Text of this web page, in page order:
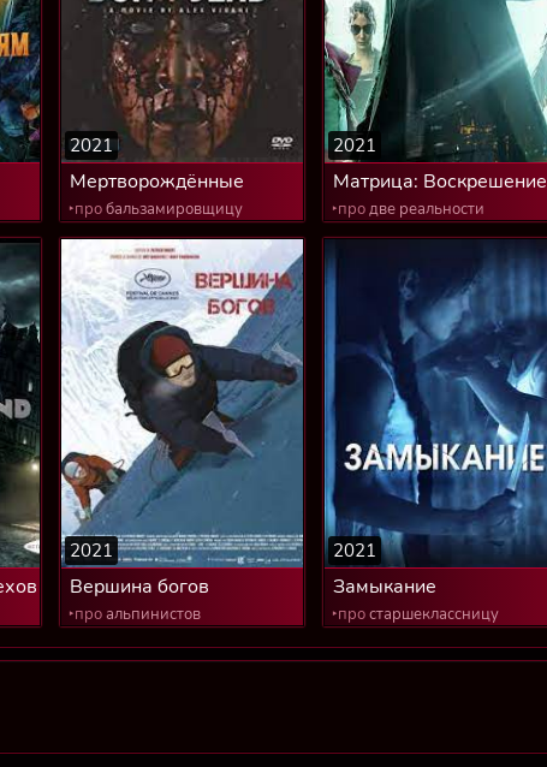
Мертворождённые
2021
‣пробальзамировщицу
Матрица: Воскрешение
2021
‣продве реальности
Вершина богов
2021
‣про альпинистов
Замыкание
2021
‣простаршеклассницу